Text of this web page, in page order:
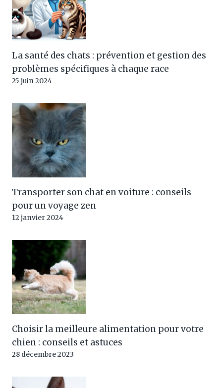
La santé des chats : prévention et gestion des
problèmes spécifiques à chaque race
25 juin 2024
Transporter son chat en voiture : conseils
pour un voyage zen
12 janvier 2024
Choisir la meilleure alimentation pour votre
chien : conseils et astuces
28 décembre 2023